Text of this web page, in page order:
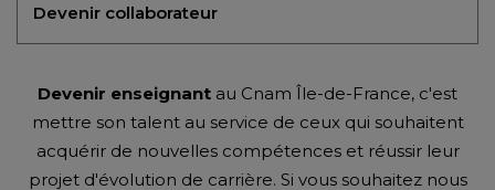
Devenir collaborateur
Devenir enseignant au Cnam Île-de-France, c'est
mettre son talent au service de ceux qui souhaitent
acquérir de nouvelles compétences et réussir leur
projet d'évolution de carrière. Si vous souhaitez nous